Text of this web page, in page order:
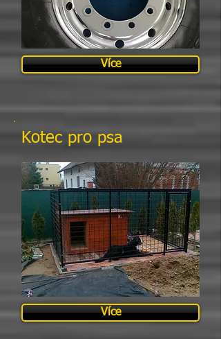
Více
Více
Kotec pro psa